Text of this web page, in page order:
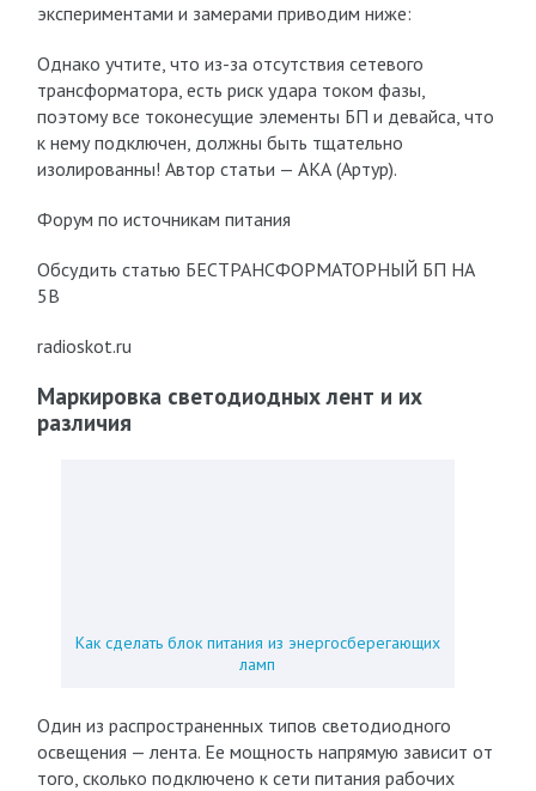
экспериментами и замерами приводим ниже:
Однако учтите, что из-за отсутствия сетевого
трансформатора, есть риск удара током фазы,
поэтому все токонесущие элементы БП и девайса, что
к нему подключен, должны быть тщательно
изолированны! Автор статьи — АКА (Артур).
Форум по источникам питания
Обсудить статью БЕСТРАНСФОРМАТОРНЫЙ БП НА
5В
radioskot.ru
Маркировка светодиодных лент и их
различия
Как сделать блок питания из энергосберегающих
ламп
Один из распространенных типов светодиодного
освещения — лента. Ее мощность напрямую зависит от
того, сколько подключено к сети питания рабочих